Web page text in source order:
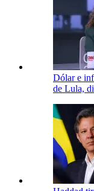
Dólar e
de Lula,